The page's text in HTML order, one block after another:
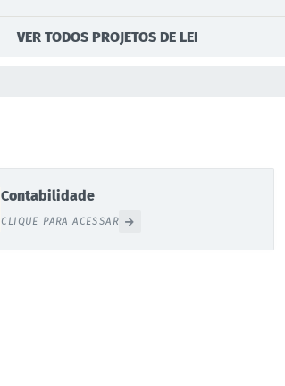
VER TODOS PROJETOS DE LEI
Contabilidade
CLIQUE PARA ACESSAR